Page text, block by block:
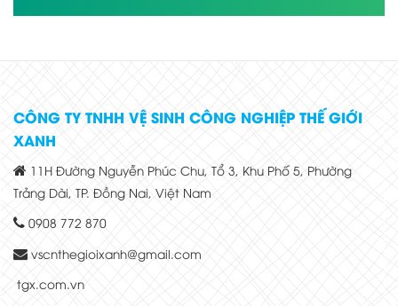
CÔNG TY TNHH VỆ SINH CÔNG NGHIỆP THẾ GIỚI
XANH
11H Đường Nguyễn Phúc Chu, Tổ 3, Khu Phố 5, Phường
Trảng Dài, TP. Đồng Nai, Việt Nam
0908 772 870
vscnthegioixanh@gmail.com
tgx.com.vn